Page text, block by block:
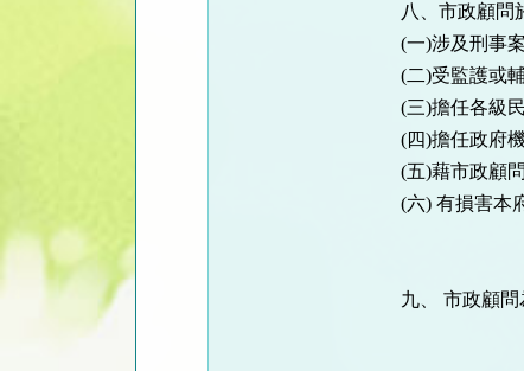
八、市政顧問
(一)涉及刑事
(二)受監護或
(三)擔任各級
(四)擔任政府
(五)藉市政顧
(六) 有損害本
九、 市政顧問